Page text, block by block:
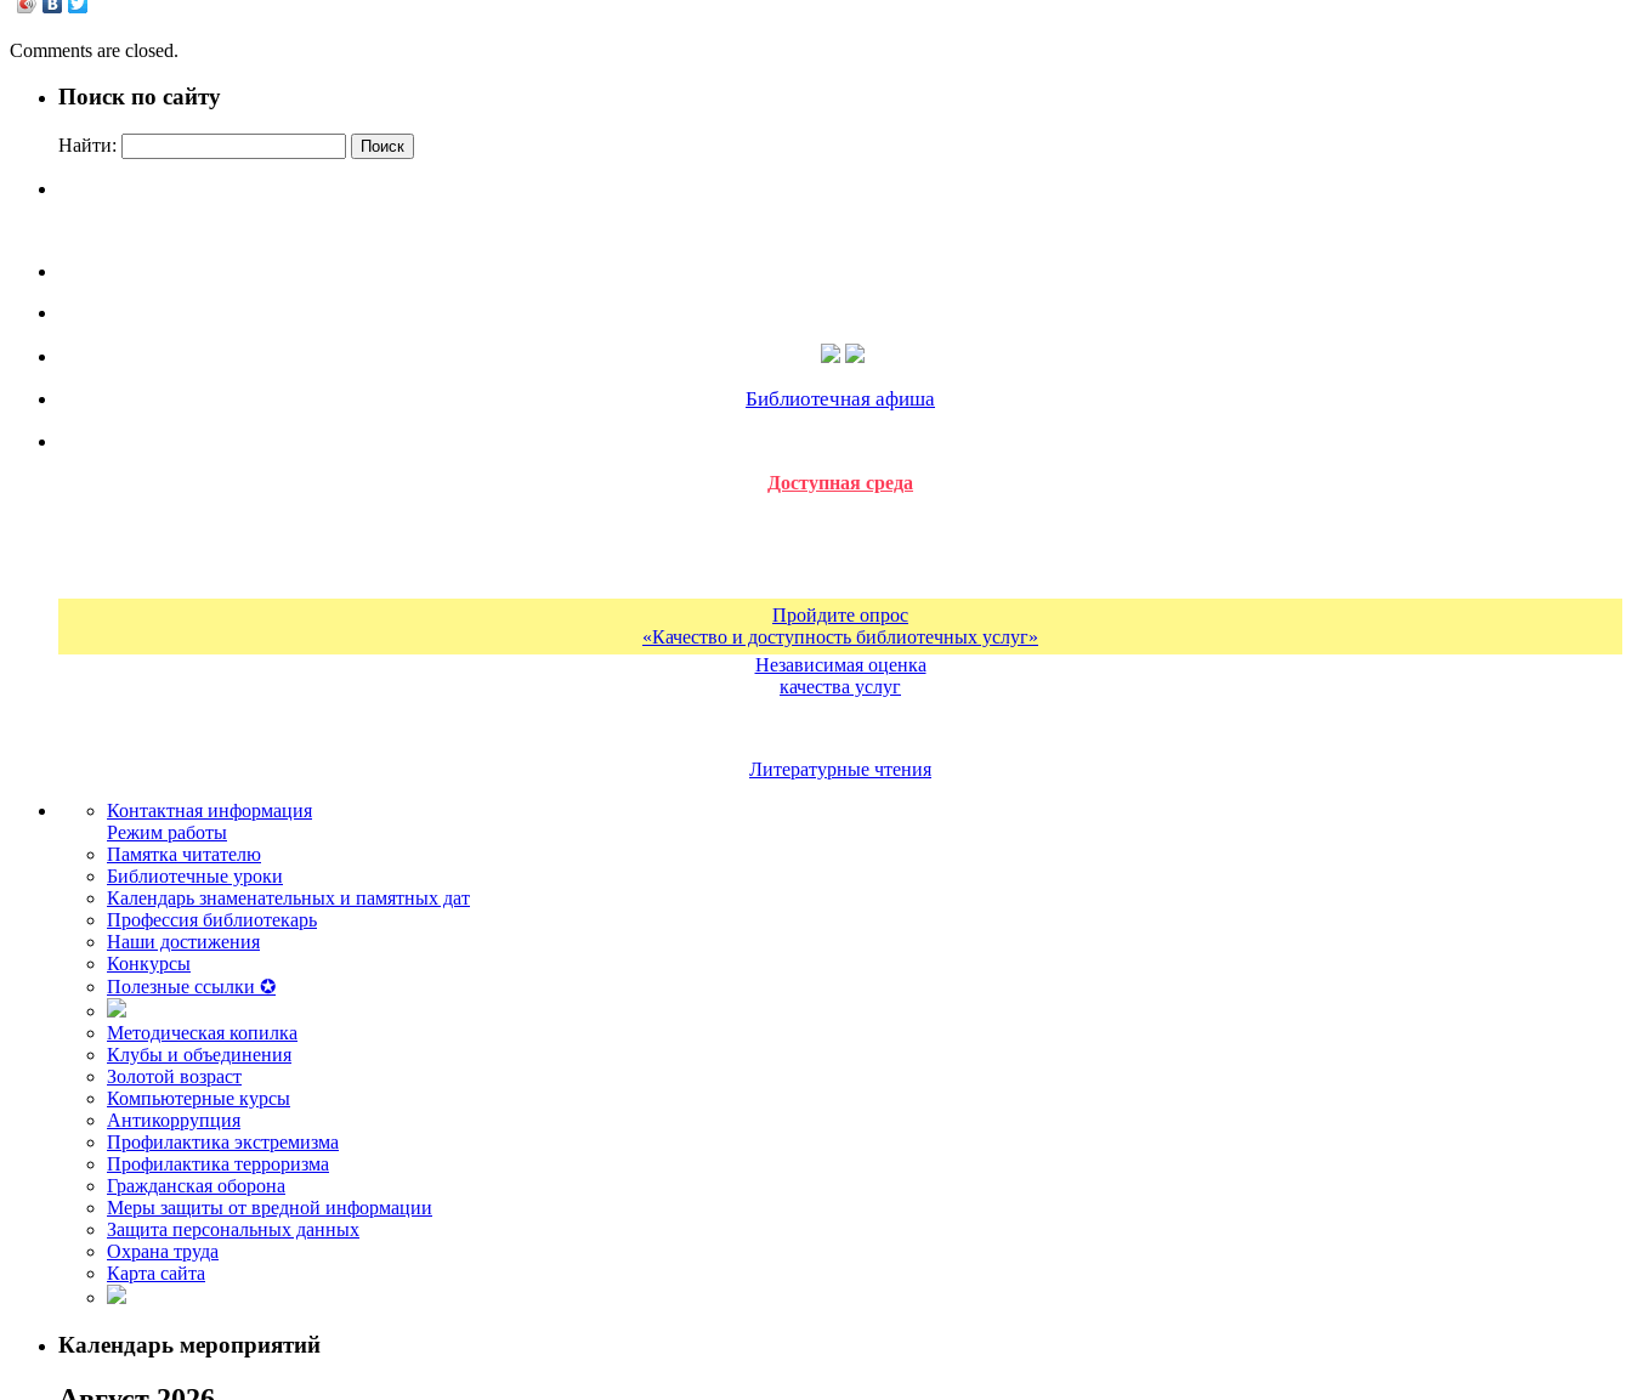
Comments are closed.
Поиск по сайту
Найти:
Библиотечная афиша
Доступная среда
Пройдите опрос
«Качество и доступность библиотечных услуг»
Независимая оценка
качества услуг
Литературные чтения
Контактная информация
Режим работы
Памятка читателю
Библиотечные уроки
Календарь знаменательных и памятных дат
Профессия библиотекарь
Наши достижения
Конкурсы
Полезные ссылки ✪
Методическая копилка
Клубы и объединения
Золотой возраст
Компьютерные курсы
Антикоррупция
Профилактика экстремизма
Профилактика терроризма
Гражданская оборона
Меры защиты от вредной информации
Защита персональных данных
Охрана труда
Карта сайта
Календарь мероприятий